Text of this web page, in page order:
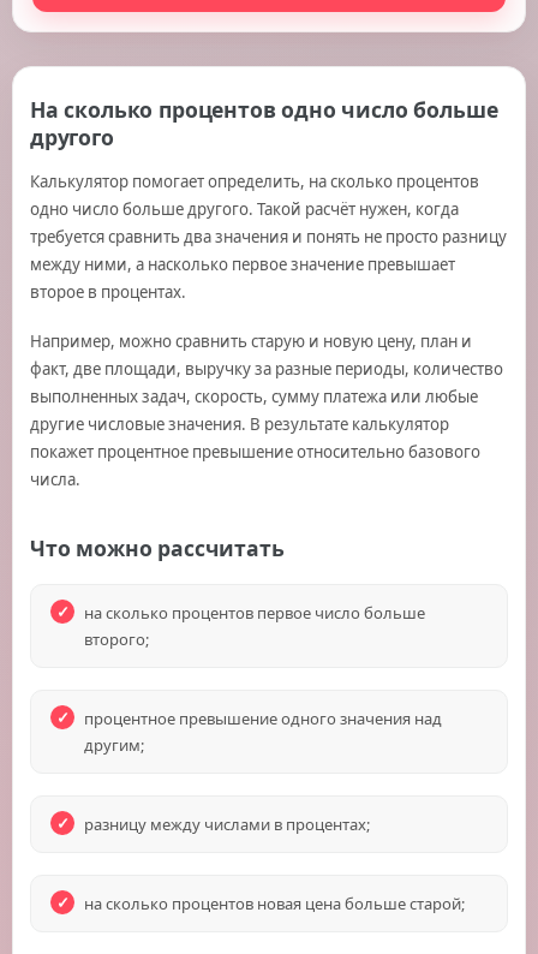
На сколько процентов одно число больше
другого
Калькулятор помогает определить, на сколько процентов
одно число больше другого. Такой расчёт нужен, когда
требуется сравнить два значения и понять не просто разницу
между ними, а насколько первое значение превышает
второе в процентах.
Например, можно сравнить старую и новую цену, план и
факт, две площади, выручку за разные периоды, количество
выполненных задач, скорость, сумму платежа или любые
другие числовые значения. В результате калькулятор
покажет процентное превышение относительно базового
числа.
Что можно рассчитать
на сколько процентов первое число больше
второго;
процентное превышение одного значения над
другим;
разницу между числами в процентах;
на сколько процентов новая цена больше старой;